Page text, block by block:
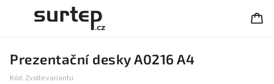
Prezentační desky A0216 A4
Kód: Zvolte variantu